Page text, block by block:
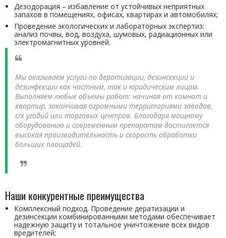
Дезодорация – избавление от устойчивых неприятных
запахов в помещениях, офисах, квартирах и автомобилях;
Проведение экологических и лабораторных экспертиз:
анализ почвы, вод, воздуха, шумовых, радиационных или
электромагнитных уровней.
Мы оказываем услуги по дератизации, дезинсекции и
дезинфекции как частным, так и юридическим лицам.
Выполняем любые объемы работ: начиная от комнат и
квартир, заканчивая огромными территориями заводов,
с/х угодий или торговых центров. Благодаря мощному
оборудованию и современным препаратам достигается
высокая производительность и скорость обработки
больших площадей.
Наши конкурентные преимущества
Комплексный подход. Проведение дератизации и
дезинсекции комбинированными методами обеспечивает
надежную защиту и тотальное уничтожение всех видов
вредителей;